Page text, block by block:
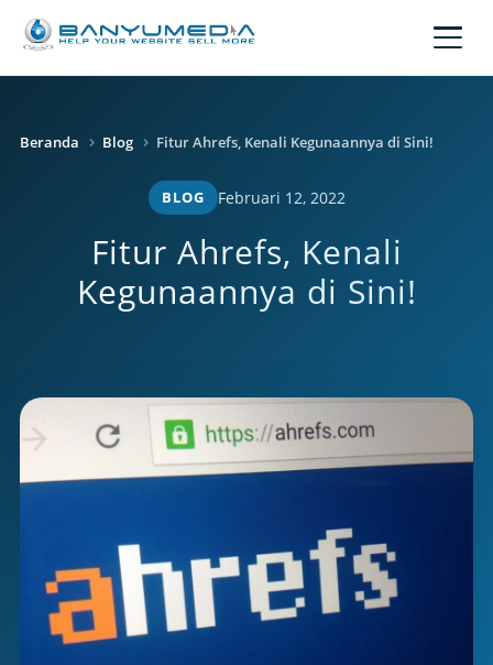
Beranda Blog Fitur Ahrefs, Kenali Kegunaannya di Sini!
BLOG Februari 12, 2022
Fitur Ahrefs, Kenali
Kegunaannya di Sini!